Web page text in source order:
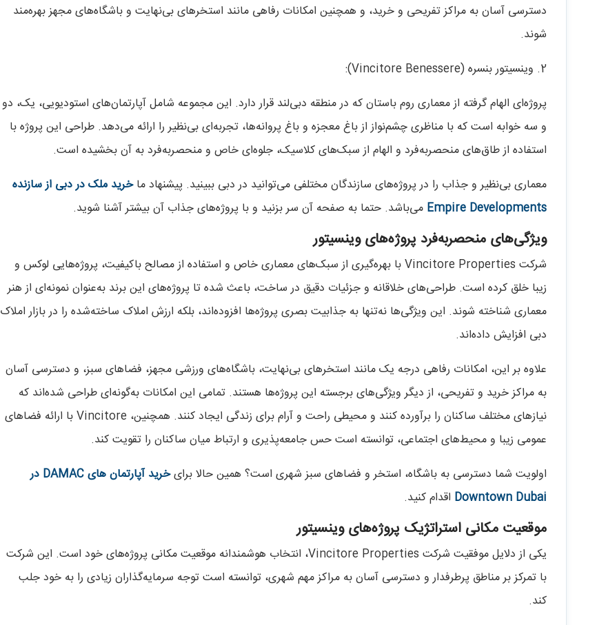
دسترسی آسان به مراکز تفریحی و خرید، و همچنین امکانات رفاهی مانند استخرهای بی‌نهایت و باشگاه‌های مجهز بهره‌مند
شوند.
2. وینسیتور بنسره (Vincitore Benessere):
پروژه‌ای الهام گرفته از معماری روم باستان که در منطقه دبی‌لند قرار دارد. این مجموعه شامل آپارتمان‌های استودیویی، یک، دو
و سه خوابه است که با مناظری چشم‌نواز از باغ معجزه و باغ پروانه‌ها، تجربه‌ای بی‌نظیر را ارائه می‌دهد. طراحی این پروژه با
استفاده از طاق‌های منحصر‌به‌فرد و الهام از سبک‌های کلاسیک، جلوه‌ای خاص و منحصربه‌فرد به آن بخشیده است.
معماری بی‌نظیر و جذاب را در پروژه‌های سازندگان مختلفی می‌توانید در دبی ببینید. پیشنهاد ماخرید ملک در دبی از سازنده
Empire Developments می‌باشد. حتما به صفحه آن سر بزنید و با پروژه‌های جذاب آن بیشتر آشنا شوید.
ویژگی‌های منحصر‌به‌فرد پروژه‌های وینسیتور
شرکت Vincitore Properties با بهره‌گیری از سبک‌های معماری خاص و استفاده از مصالح باکیفیت، پروژه‌هایی لوکس و
زیبا خلق کرده است. طراحی‌های خلاقانه و جزئیات دقیق در ساخت، باعث شده تا پروژه‌های این برند به‌عنوان نمونه‌ای از هنر
معماری شناخته شوند. این ویژگی‌ها نه‌تنها به جذابیت بصری پروژه‌ها افزوده‌اند، بلکه ارزش املاک ساخته‌شده را در بازار املاک
دبی افزایش داده‌اند.
علاوه بر این، امکانات رفاهی درجه یک مانند استخرهای بی‌نهایت، باشگاه‌های ورزشی مجهز، فضاهای سبز، و دسترسی آسان
به مراکز خرید و تفریحی، از دیگر ویژگی‌های برجسته این پروژه‌ها هستند. تمامی این امکانات به‌گونه‌ای طراحی شده‌اند که
نیازهای مختلف ساکنان را برآورده کنند و محیطی راحت و آرام برای زندگی ایجاد کنند. همچنین، Vincitore با ارائه فضاهای
عمومی زیبا و محیط‌های اجتماعی، توانسته است حس جامعه‌پذیری و ارتباط میان ساکنان را تقویت کند.
اولویت شما دسترسی به باشگاه، استخر و فضاهای سبز شهری است؟ همین حالا برای
خرید آپارتمان‌ های DAMAC در
Downtown Dubai اقدام کنید.
موقعیت مکانی استراتژیک پروژه‌های وینسیتور
یکی از دلایل موفقیت شرکت Vincitore Properties، انتخاب هوشمندانه موقعیت مکانی پروژه‌های خود است. این شرکت
با تمرکز بر مناطق پرطرفدار و دسترسی آسان به مراکز مهم شهری، توانسته است توجه سرمایه‌گذاران زیادی را به خود جلب
کند.